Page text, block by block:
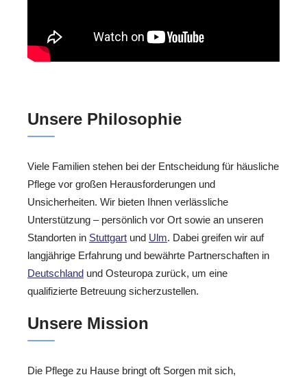
Unsere Philosophie
Viele Familien stehen bei der Entscheidung für häusliche
Pflege vor großen Herausforderungen und
Unsicherheiten. Wir bieten Ihnen verlässliche
Unterstützung – persönlich vor Ort sowie an unseren
Standorten in Stuttgart und Ulm. Dabei greifen wir auf
langjährige Erfahrung und bewährte Partnerschaften in
Deutschland und Osteuropa zurück, um eine
qualifizierte Betreuung sicherzustellen.
Unsere Mission
Die Pflege zu Hause bringt oft Sorgen mit sich,